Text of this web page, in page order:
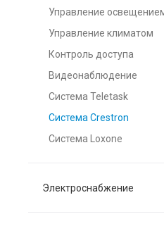
Управление
Управление климатом
Контроль доступа
Видеонаблюдение
Система Teletask
Система Crestron
Система Loxone
Электроснабжение